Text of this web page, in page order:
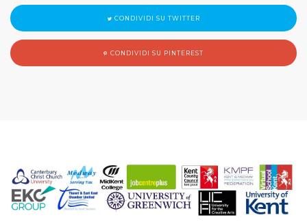
CONDIVIDI SU TWITTER
CONDIVIDI SU PINTEREST